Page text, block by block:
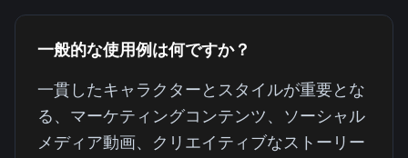
一般的な使用例は何ですか？
一貫したキャラクターとスタイルが重要とな
る、マーケティングコンテンツ、ソーシャル
メディア動画、クリエイティブなストーリー